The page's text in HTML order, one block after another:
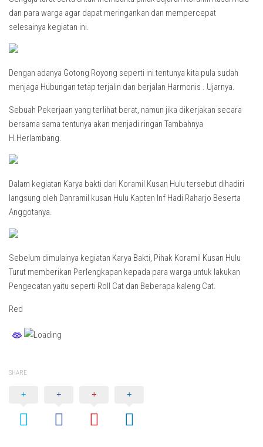
dan para warga agar dapat meringankan dan mempercepat
selesainya kegiatan ini.
Dengan adanya Gotong Royong seperti ini tentunya kita pula sudah
menjaga Hubungan tetap terjalin dan berjalan Harmonis . Ujarnya.
Sebuah Pekerjaan yang terlihat berat, namun jika dikerjakan secara
bersama sama tentunya akan menjadi ringan Tambahnya
H.Herlambang.
Dalam kegiatan Karya bakti dari Koramil Kusan Hulu tersebut dihadiri
langsung oleh Danramil kusan Hulu Kapten Inf Hadi Raharjo Beserta
Anggotanya.
Sebelum dimulainya kegiatan Karya Bakti, Pihak Koramil Kusan Hulu
Turut memberikan Perlengkapan kepada para warga untuk lakukan
Pengecatan yaitu seperti Roll Cat dan Beberapa kaleng Cat.
Red
SHARE